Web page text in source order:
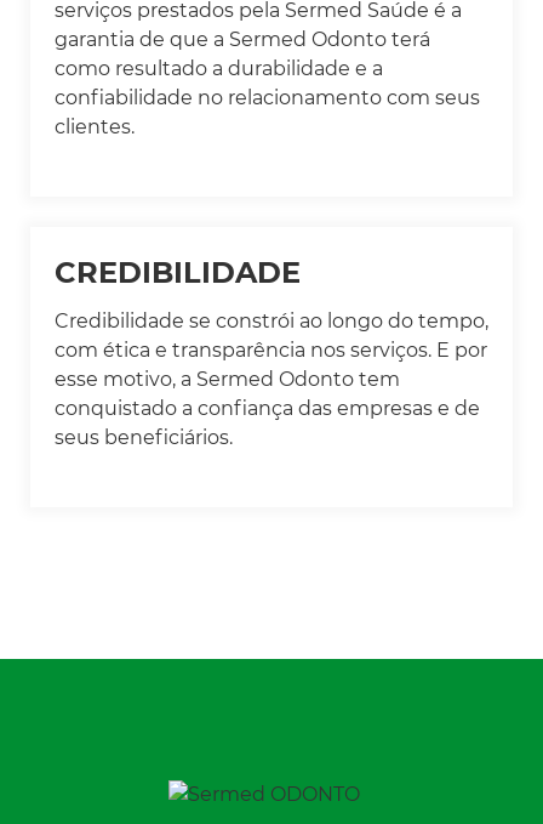
serviços prestados pela Sermed Saúde é a
garantia de que a Sermed Odonto terá
como resultado a durabilidade e a
confiabilidade no relacionamento com seus
clientes.
CREDIBILIDADE
Credibilidade se constrói ao longo do tempo,
com ética e transparência nos serviços. E por
esse motivo, a Sermed Odonto tem
conquistado a confiança das empresas e de
seus beneficiários.